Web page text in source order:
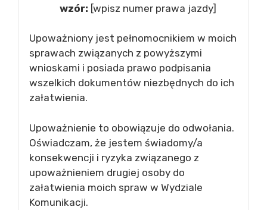
wzór: [wpisz numer prawa jazdy]
Upoważniony jest pełnomocnikiem w moich
sprawach związanych z powyższymi
wnioskami i posiada prawo podpisania
wszelkich dokumentów niezbędnych do ich
załatwienia.
Upoważnienie to obowiązuje do odwołania.
Oświadczam, że jestem świadomy/a
konsekwencji i ryzyka związanego z
upoważnieniem drugiej osoby do
załatwienia moich spraw w Wydziale
Komunikacji.